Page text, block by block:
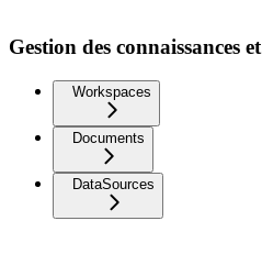
Gestion des connaissances
Workspaces
Documents
DataSources